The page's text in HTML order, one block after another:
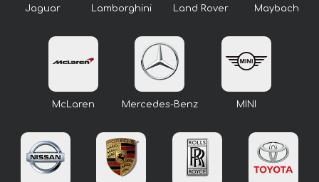
Jaguar Lamborghini Land Rover Maybach
McLaren Mercedes-Benz MINI